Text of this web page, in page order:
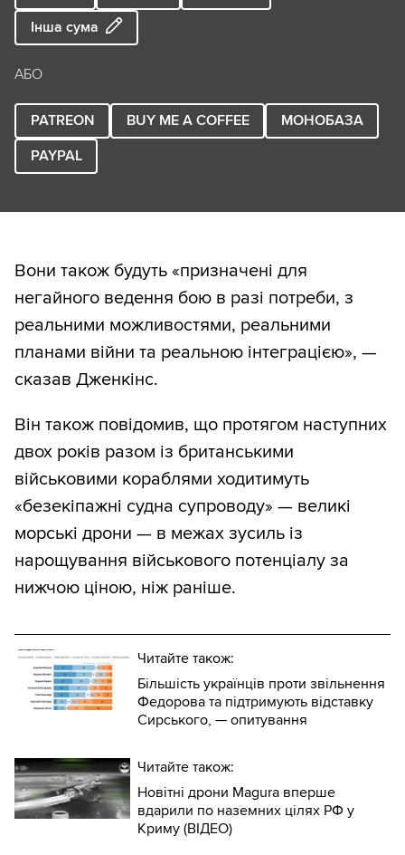
Інша сума
АБО
PATREON BUY ME A COFFEE
МОНОБАЗА
PAYPAL
Вони також будуть «призначені для
негайного ведення бою в разі потреби, з
реальними можливостями, реальними
планами війни та реальною інтеграцією», —
сказав Дженкінс.
Він також повідомив, що протягом наступних
двох років разом із британськими
військовими кораблями ходитимуть
«безекіпажні судна супроводу» — великі
морські дрони — в межах зусиль із
нарощування військового потенціалу за
нижчою ціною, ніж раніше.
Читайте також:
Більшість українців проти звільнення
Федорова та підтримують відставку
Сирського, — опитування
Читайте також:
Новітні дрони Magura вперше
вдарили по наземних цілях РФ у
Криму (ВІДЕО)